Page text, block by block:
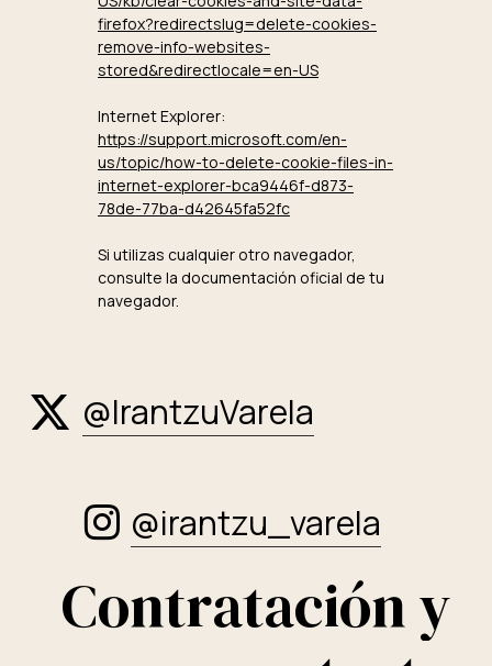
firefox?redirectslug=delete-cookies-
remove-info-websites-
stored&redirectlocale=en-US
Internet Explorer:
https://support.microsoft.com/en-
us/topic/how-to-delete-cookie-files-in-
internet-explorer-bca9446f-d873-
78de-77ba-d42645fa52fc
Si utilizas cualquier otro navegador,
consulte la documentación oficial de tu
navegador.
@IrantzuVarela
@irantzu_varela
Contratacióny